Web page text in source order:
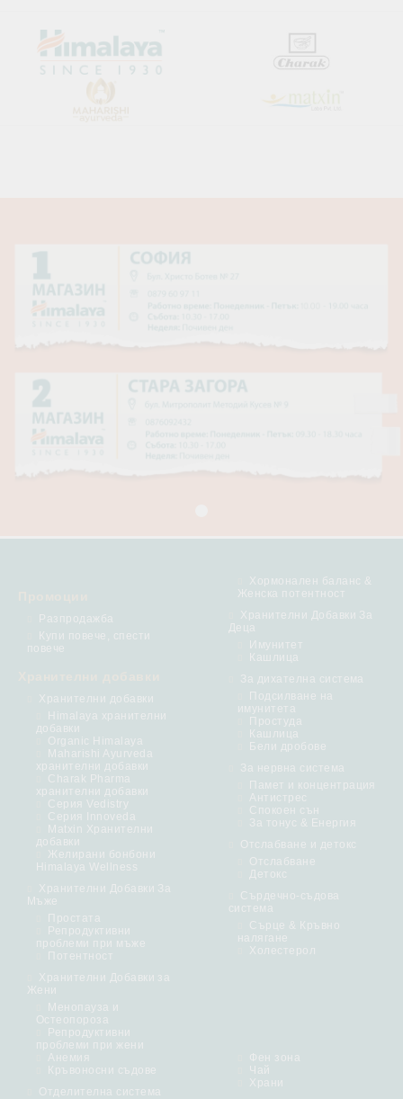
Разпродажба
Купи повече, спести
повече
Хранителни добавки
Himalaya хранителни
добавки
Organic Himalaya
Maharishi Ayurveda
хранителни добавки
Charak Pharma
хранителни добавки
Серия Vedistry
Серия Innoveda
Matxin Хранителни
добавки
Желирани бонбони
Himalaya Wellness
Хранителни Добавки За
Мъже
Простата
Репродуктивни
проблеми при мъже
Потентност
Хранителни Добавки за
Жени
Менопауза и
Остеопороза
Репродуктивни
проблеми при жени
Хормонален баланс &
Женска потентност
Хранителни Добавки За
Деца
Имунитет
Кашлица
За дихателна система
Подсилване на
имунитета
Простуда
Кашлица
Бели дробове
За нервна система
Памет и концентрация
Антистрес
Спокоен сън
За тонус & Енергия
Отслабване и детокс
Отслабване
Детокс
Сърдечно-съдова
система
Сърце & Кръвно
налягане
Холестерол
Анемия
Кръвоносни съдове
Отделителна система
Фен зона
Чай
Храни